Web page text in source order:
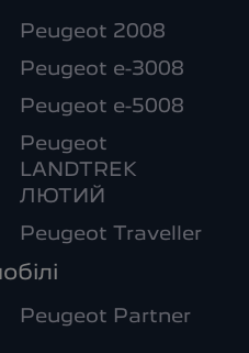
Peugeot 2008
Peugeot e-3008
Peugeot e-5008
Peugeot
LANDTREK
ЛЮТИЙ
Peugeot Traveller
Peugeot Partner